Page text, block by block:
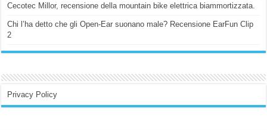
Cecotec Millor, recensione della mountain bike elettrica biammortizzata.
Chi l’ha detto che gli Open-Ear suonano male? Recensione EarFun Clip
2
Privacy Policy